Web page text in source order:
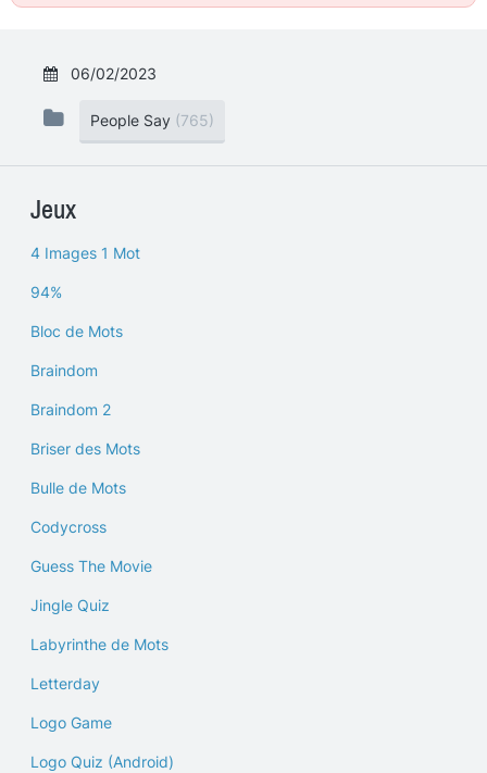
06/02/2023
People Say (765)
Jeux
4 Images 1 Mot
94%
Bloc de Mots
Braindom
Braindom 2
Briser des Mots
Bulle de Mots
Codycross
Guess The Movie
Jingle Quiz
Labyrinthe de Mots
Letterday
Logo Game
Logo Quiz (Android)